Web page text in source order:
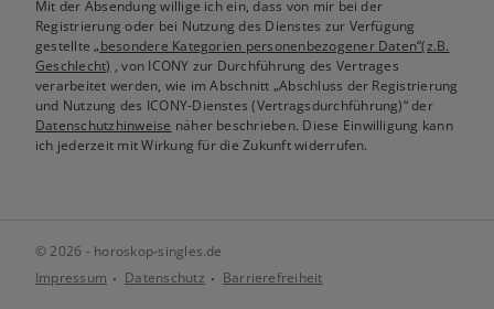
Mit der Absendung willige ich ein, dass von mir bei der
Registrierung oder bei Nutzung des Dienstes zur Verfügung
gestellte„besondere Kategorien personenbezogener Daten“(z.B.
Geschlecht) , von ICONY zur Durchführung des Vertrages
verarbeitet werden, wie im Abschnitt „Abschluss der Registrierung
und Nutzung des ICONY-Dienstes (Vertragsdurchführung)“ der
Datenschutzhinweise näher beschrieben. Diese Einwilligung kann
ich jederzeit mit Wirkung für die Zukunft widerrufen.
© 2026 - horoskop-singles.de
Impressum
Datenschutz Barrierefreiheit